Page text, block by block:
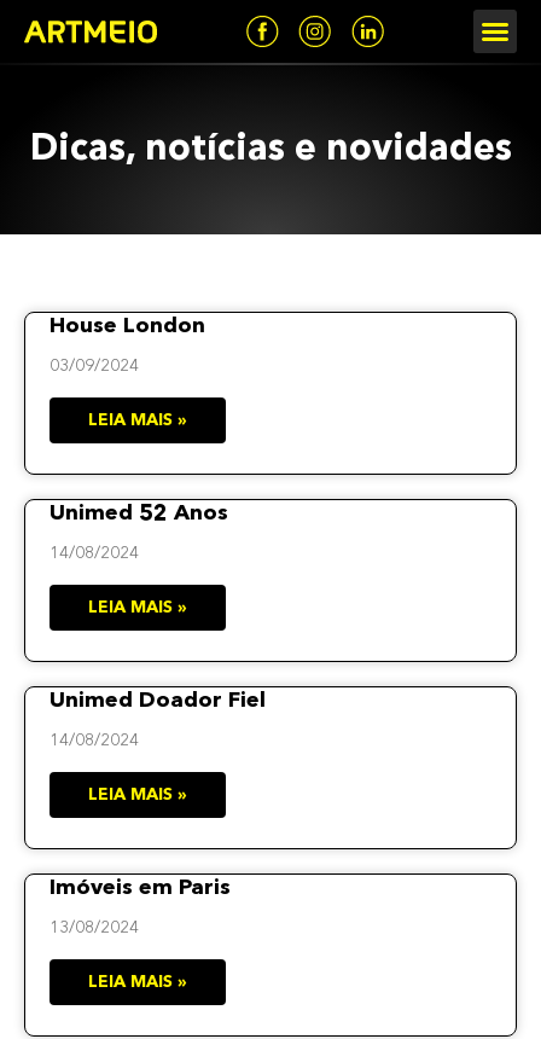
Dicas, notícias e novidades
House London
03/09/2024
LEIA MAIS »
Unimed 52 Anos
14/08/2024
LEIA MAIS »
Unimed Doador Fiel
14/08/2024
LEIA MAIS »
Imóveis em Paris
13/08/2024
LEIA MAIS »